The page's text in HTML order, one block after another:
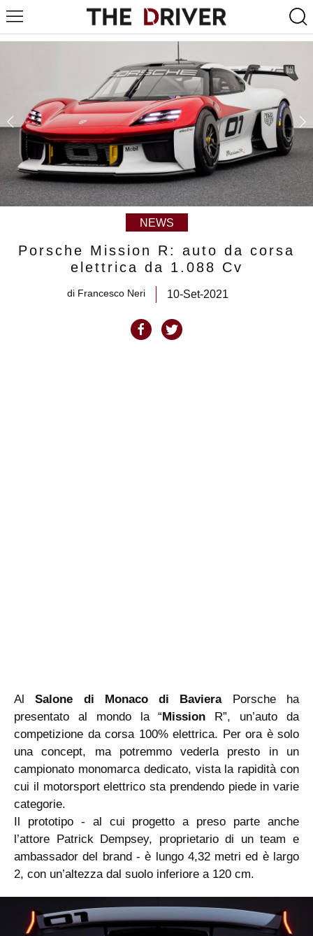
NEWS
Porsche Mission R: auto da corsa
elettrica da 1.088 Cv
di Francesco Neri 10-Set-2021
AlSalone di Monaco di BavieraPorsche ha
presentato al mondo la “Mission R”, un’auto da
competizione da corsa 100% elettrica. Per ora è solo
una concept, ma potremmo vederla presto in un
campionato monomarca dedicato, vista la rapidità con
cui il motorsport elettrico sta prendendo piede in varie
categorie.
Il prototipo - al cui progetto a preso parte anche
l’attore Patrick Dempsey, proprietario di un team e
ambassador del brand - è lungo 4,32 metri ed è largo
2, con un’altezza dal suolo inferiore a 120 cm.